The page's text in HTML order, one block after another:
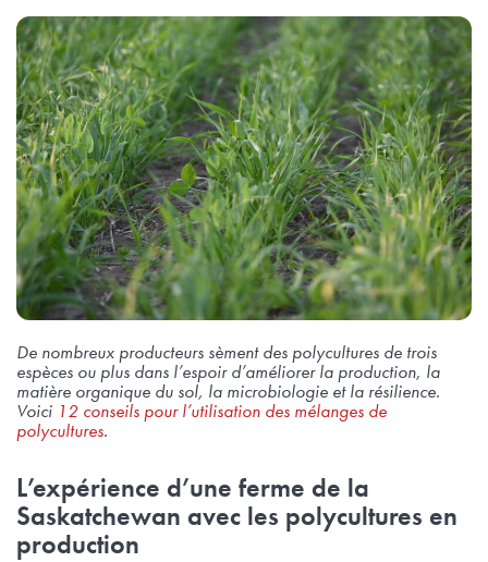
De nombreux producteurs sèment des polycultures de trois
espèces ou plus dans l’espoir d’améliorer la production, la
matière organique du sol, la microbiologie et la résilience.
Voici 12 conseils pour l’utilisation des mélanges de
polycultures.
L’expérience d’une ferme de la
Saskatchewan avec les polycultures en
production